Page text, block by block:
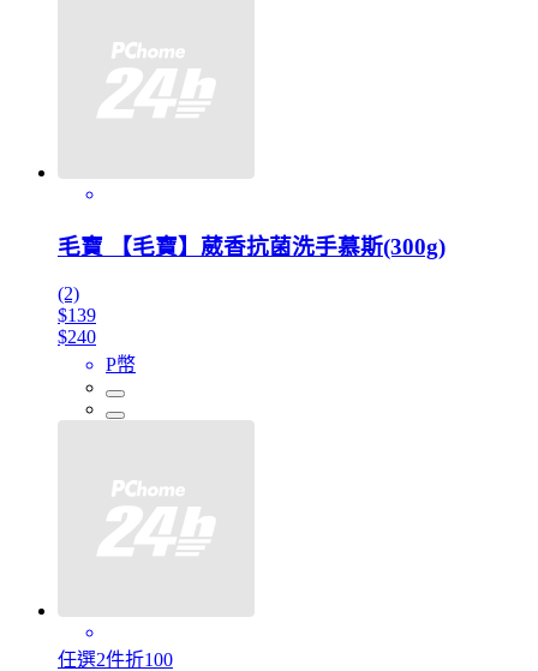
毛寶 【毛寶】葳香抗菌洗手慕斯(300g)
(2)
$139
$240
P幣
任選2件折100